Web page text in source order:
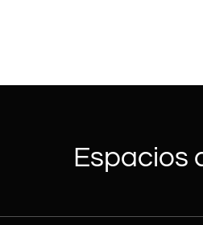
Espacios